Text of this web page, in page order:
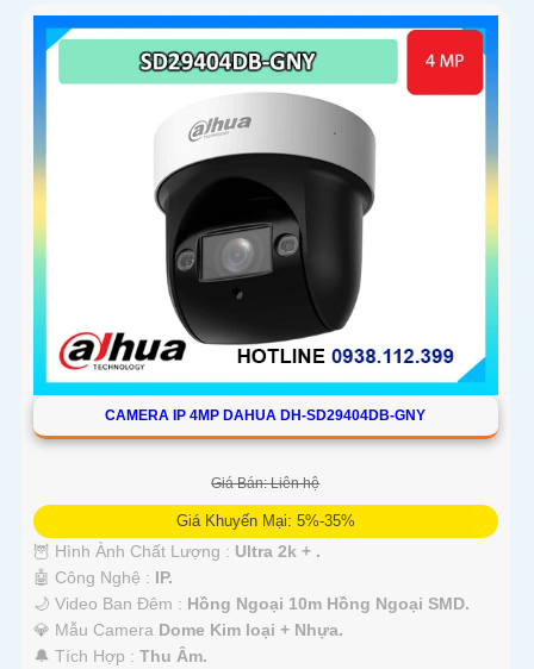
CAMERA IP 4MP DAHUA DH-SD29404DB-GNY
Giá Bán: Liên hệ
Giá Khuyến Mại: 5%-35%
🦉 Hình Ành Chất Lượng : Ultra 2k + .
🤖️ Công Nghệ : IP.
🌙 Video Ban Đêm : Hồng Ngoại 10m Hồng Ngoại SMD.
💎 Mẫu Camera Dome Kim loại + Nhựa.
️🔔 Tích Hợp : Thu Âm.